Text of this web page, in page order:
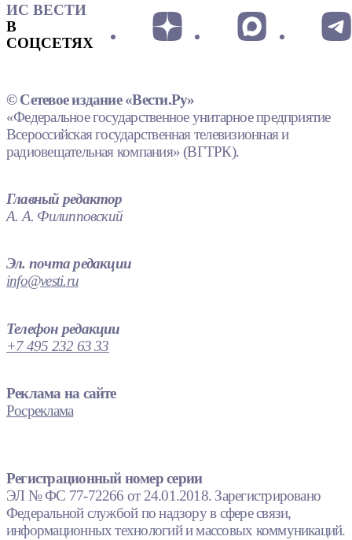
ИС ВЕСТИ
В
СОЦСЕТЯХ
© Сетевое издание «Вести.Ру»
«Федеральное государственное унитарное предприятие
Всероссийская государственная телевизионная и
радиовещательная компания» (ВГТРК).
Главный редактор
А. А. Филипповский
Эл. почта редакции
info@vesti.ru
Телефон редакции
+7 495 232 63 33
Реклама на сайте
Росреклама
Регистрационный номер серии
ЭЛ № ФС 77-72266 от 24.01.2018. Зарегистрировано
Федеральной службой по надзору в сфере связи,
информационных технологий и массовых коммуникаций.